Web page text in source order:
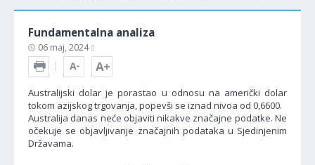
Fundamentalna analiza
06 maj, 2024
Australijski dolar je porastao u odnosu na američki dolar
tokom azijskog trgovanja, popevši se iznad nivoa od 0,6600.
Australija danas neće objaviti nikakve značajne podatke. Ne
očekuje se objavljivanje značajnih podataka u Sjedinjenim
Državama.